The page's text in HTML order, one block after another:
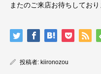
またのご来店お待ちしており
投稿者: kiironozou